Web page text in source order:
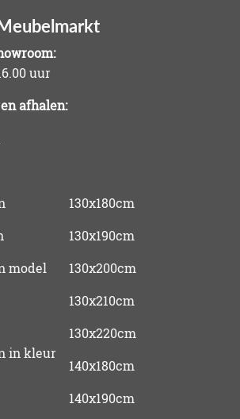
uur
afhalen:
model
in kleur
130x180cm
130x190cm
130x200cm
130x210cm
130x220cm
140x180cm
140x190cm